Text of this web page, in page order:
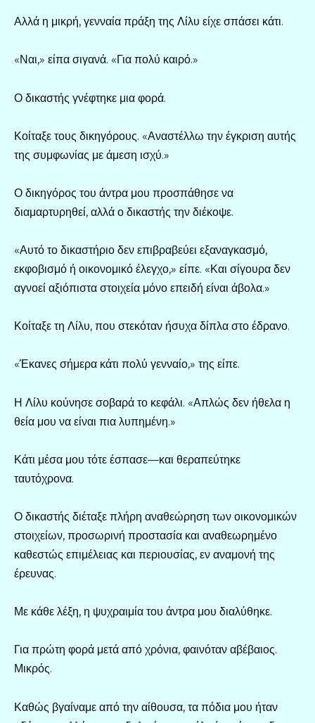
Αλλά η μικρή, γενναία πράξη της Λίλυ είχε σπάσει κάτι.
«Ναι,» είπα σιγανά. «Για πολύ καιρό.»
Ο δικαστής γνέφτηκε μια φορά.
Κοίταξε τους δικηγόρους. «Αναστέλλω την έγκριση αυτής
της συμφωνίας με άμεση ισχύ.»
Ο δικηγόρος του άντρα μου προσπάθησε να
διαμαρτυρηθεί, αλλά ο δικαστής την διέκοψε.
«Αυτό το δικαστήριο δεν επιβραβεύει εξαναγκασμό,
εκφοβισμό ή οικονομικό έλεγχο,» είπε. «Και σίγουρα δεν
αγνοεί αξιόπιστα στοιχεία μόνο επειδή είναι άβολα.»
Κοίταξε τη Λίλυ, που στεκόταν ήσυχα δίπλα στο έδρανο.
«Έκανες σήμερα κάτι πολύ γενναίο,» της είπε.
Η Λίλυ κούνησε σοβαρά το κεφάλι. «Απλώς δεν ήθελα η
θεία μου να είναι πια λυπημένη.»
Κάτι μέσα μου τότε έσπασε—και θεραπεύτηκε
ταυτόχρονα.
Ο δικαστής διέταξε πλήρη αναθεώρηση των οικονομικών
στοιχείων, προσωρινή προστασία και αναθεωρημένο
καθεστώς επιμέλειας και περιουσίας, εν αναμονή της
έρευνας.
Με κάθε λέξη, η ψυχραιμία του άντρα μου διαλύθηκε.
Για πρώτη φορά μετά από χρόνια, φαινόταν αβέβαιος.
Μικρός.
Καθώς βγαίναμε από την αίθουσα, τα πόδια μου ήταν